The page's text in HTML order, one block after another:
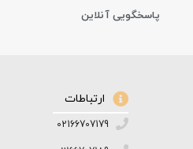
پاسخگویی آنلاین
ارتباطات
02166707179